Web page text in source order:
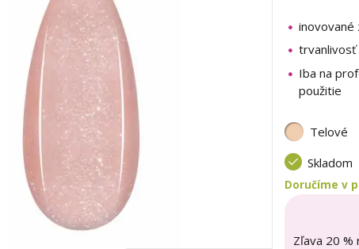
inovované
trvanlivosť
Iba na
použitie
Telové
Skladom
Doručíme v
Zľava 20 %